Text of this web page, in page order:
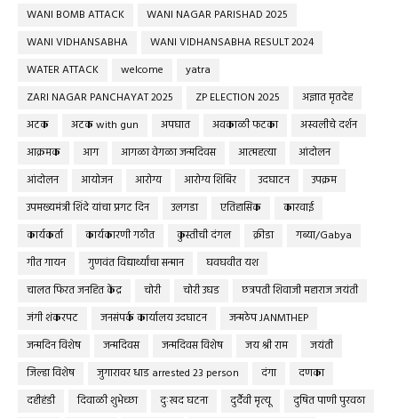
WANI BOMB ATTACK
WANI NAGAR PARISHAD 2025
WANI VIDHANSABHA
WANI VIDHANSABHA RESULT 2024
WATER ATTACK
welcome
yatra
ZARI NAGAR PANCHAYAT 2025
ZP ELECTION 2025
अज्ञात मृतदेह
अटक
अटक with gun अपघात अवकाळी फटका
अस्वलीचे दर्शन
आक्रमक
आग आगळा वेगळा जन्मदिवस आत्महत्या
आंदोलन
आंदोलन
आयोजन आरोग्य आरोग्य शिबिर उदघाटन
उपक्रम
उपमख्यमंत्री शिंदे यांचा प्रगट दिन
उलगडा एतिहासिक
कारवाई
कार्यकर्ता
कार्यकारणी गठीत कुस्तीची दंगल क्रीडा
गब्या/Gabya
गीत गायन
गुणवंत विद्यार्थ्यांचा सन्मान
घवघवीत यश
चालत फिरत जनहित केंद्र
चोरी चोरी उघड
छत्रपती शिवाजी महाराज जयंती
जंगी शंकरपट
जनसंपर्क कार्यालय उदघाटन
जन्मठेप JANMTHEP
जन्मदिन विशेष
जन्मदिवस जन्मदिवस विशेष जय श्री राम
जयंती
जिल्हा विशेष
जुगारावर धाड arrested 23 person दंगा
दणका
दहीहंडी
दिवाळी शुभेच्छा दुःखद घटना दुर्दैवी मृत्यू
दुषित पाणी पुरवठा